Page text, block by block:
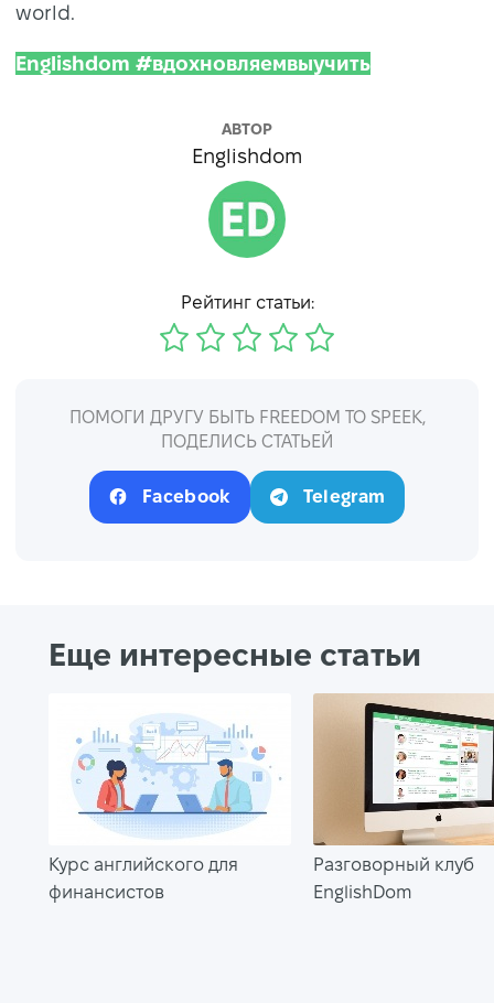
world.
Englishdom #вдохновляемвыучить
АВТОР
Englishdom
Рейтинг статьи:
ПОМОГИ ДРУГУ БЫТЬ FREEDOM TO SPEEK,
ПОДЕЛИСЬ СТАТЬЕЙ
Facebook Telegram
Еще интересные статьи
Курс английского для
финансистов
Разговорный клуб
EnglishDom